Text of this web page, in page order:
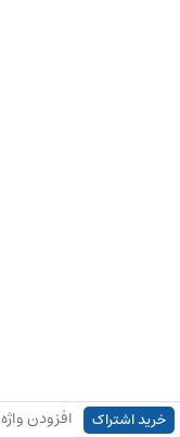
خرید اشتراک افزودن واژه